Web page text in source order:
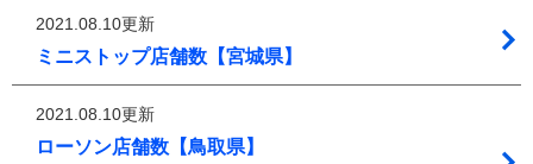
2021.08.10更新
ミニストップ店舗数【宮城県】
2021.08.10更新
ローソン店舗数【鳥取県】